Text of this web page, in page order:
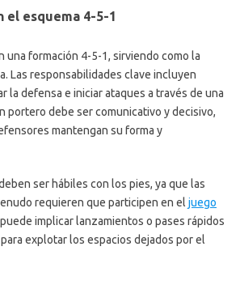
el esquema 4-5-1
una formación 4-5-1, sirviendo como la
Las responsabilidades clave incluyen
la defensa e iniciar ataques a través de una
portero debe ser comunicativo y decisivo,
mantengan su forma y
ser hábiles con los pies, ya que las
requieren que participen en el juego
implicar lanzamientos o pases rápidos
explotar los espacios dejados por el